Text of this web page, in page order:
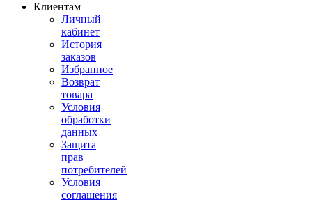
Клиентам
Личный
кабинет
История
заказов
Избранное
Возврат
товара
Условия
обработки
данных
Защита
прав
потребителей
Условия
соглашения